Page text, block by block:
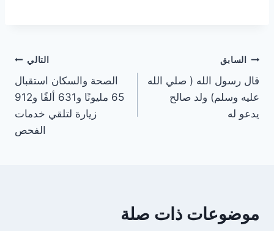
تصفّح
المقالات
السابق
قال رسول الله ( صلي الله
عليه وسلم) ولد صالح
يدعو له
التالي
الصحة والسكان استقبال
65 مليونًا و631 ألفًا و912
زيارة لتلقي خدمات
الفحص
موضوعات ذات صلة